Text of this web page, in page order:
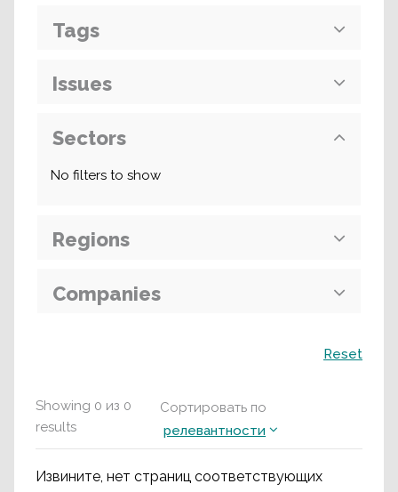
Showing 0 из 0
results
Сортировать по
релевантности
Извините, нет страниц соответствующих
Tags
Issues
Sectors
No filters to show
Regions
Companies
Reset